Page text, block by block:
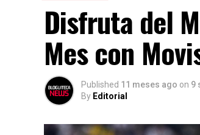
Disfruta del
Mes con
Published 11 meses ago on 9
By Editorial